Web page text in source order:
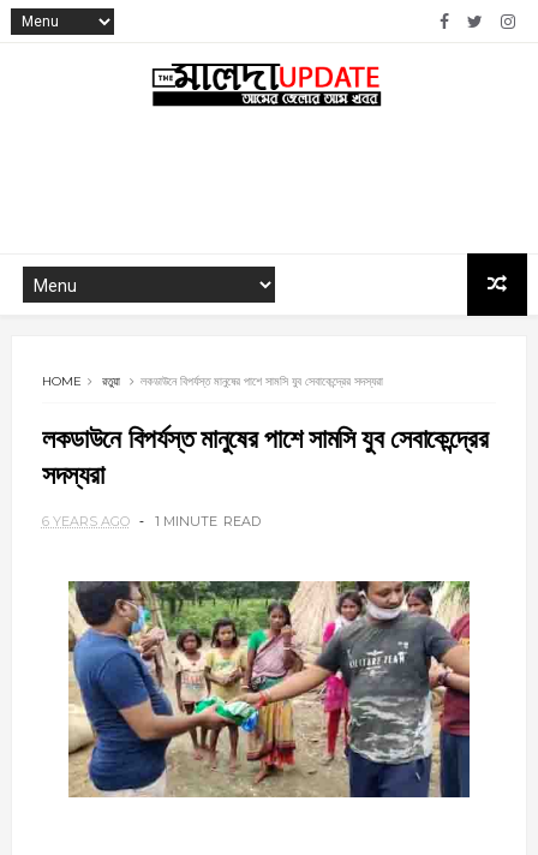
HOME রতুয়া লকডাউনে বিপর্যস্ত মানুষের পাশে সামসি যুব সেবাকেন্দ্রের সদস্যরা
লকডাউনে বিপর্যস্ত মানুষের পাশে সামসি যুব সেবাকেন্দ্রের
সদস্যরা
6 YEARS AGO 1 MINUTE READ